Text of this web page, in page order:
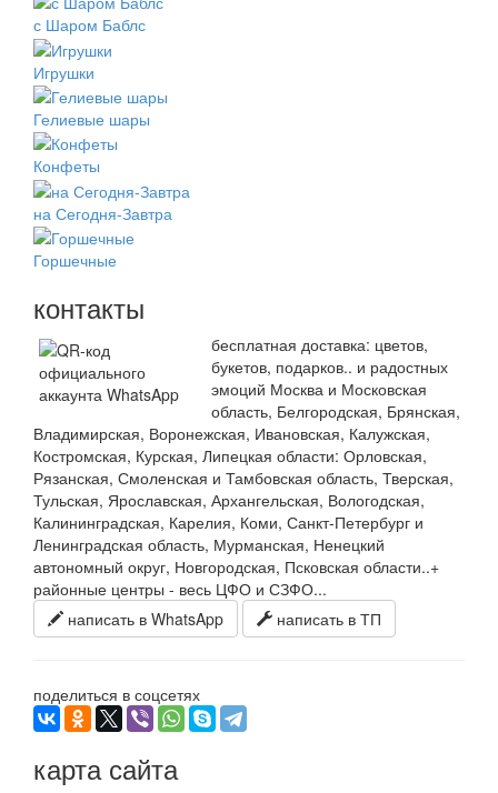
с Шаром Баблс
Игрушки
Гелиевые шары
Конфеты
на Сегодня-Завтра
Горшечные
контакты
бесплатная доставка: цветов,
букетов, подарков.. и радостных
эмоций Москва и Московская
область, Белгородская, Брянская,
Владимирская, Воронежская, Ивановская, Калужская,
Костромская, Курская, Липецкая области: Орловская,
Рязанская, Смоленская и Тамбовская область, Тверская,
Тульская, Ярославская, Архангельская, Вологодская,
Калининградская, Карелия, Коми, Санкт-Петербург и
Ленинградская область, Мурманская, Ненецкий
автономный округ, Новгородская, Псковская области..+
районные центры - весь ЦФО и СЗФО...
написать в WhatsApp
написать в ТП
поделиться в соцсетях
карта сайта